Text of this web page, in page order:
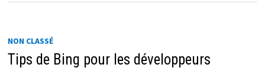
NON CLASSÉ
Tips de Bing pour les développeurs